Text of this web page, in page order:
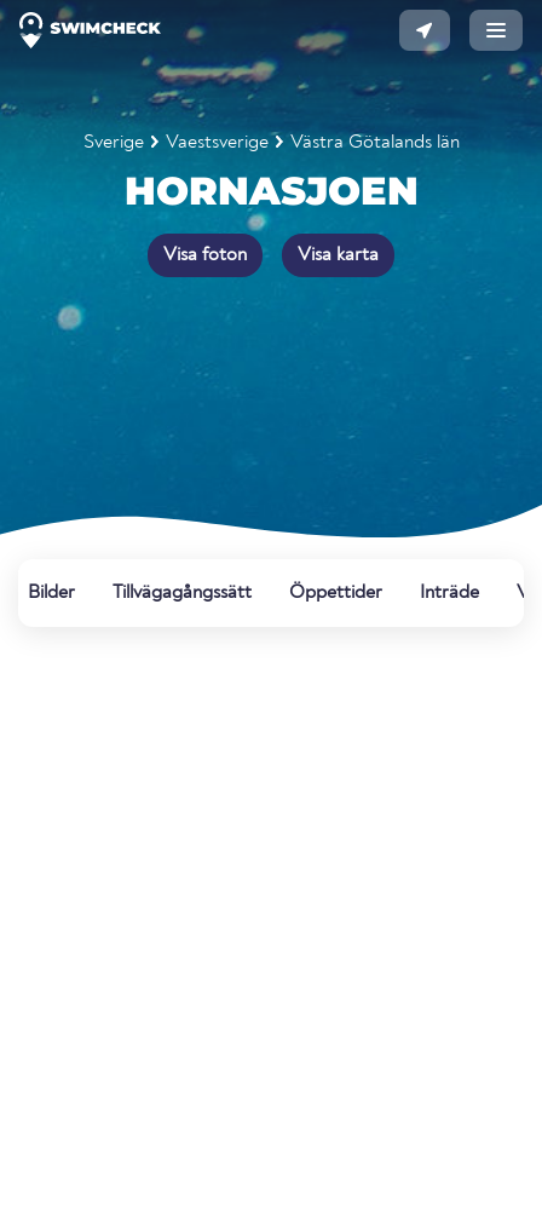
Sverige Vaestsverige Västra Götalands län
HORNASJOEN
Visa foton Visa karta
Bilder Tillvägagångssätt Öppettider Inträde